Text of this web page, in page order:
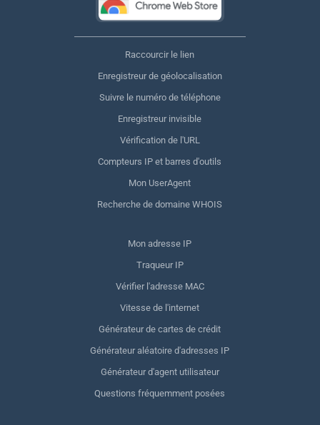
Raccourcir le lien
Enregistreur de géolocalisation
Suivre le numéro de téléphone
Enregistreur invisible
Vérification de l'URL
Compteurs IP et barres d'outils
Mon UserAgent
Recherche de domaine WHOIS
Mon adresse IP
Traqueur IP
Vérifier l'adresse MAC
Vitesse de l'internet
Générateur de cartes de crédit
Générateur aléatoire d'adresses IP
Générateur d'agent utilisateur
Questions fréquemment posées